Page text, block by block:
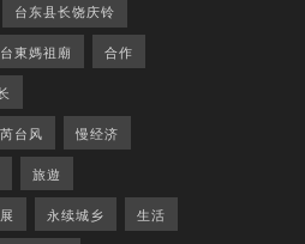
台东县长饶庆铃
台東媽祖廟 合作
台风 慢经济
旅遊
永续城乡 生活